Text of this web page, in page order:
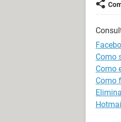
Como
Como
Como